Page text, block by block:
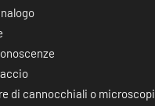
di cannocchiali o microscopi